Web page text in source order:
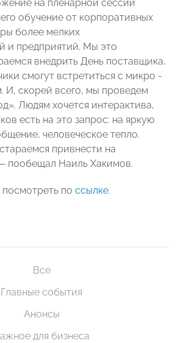
на пленарной сессии
обучение от корпоративных
более мелких
и предприятий. Мы это
внедрить День поставщика,
смогут встретиться с микро -
И, скорей всего, мы проведем
Людям хочется интерактива,
есть на это запрос: на яркую
человеческое тепло.
привнести на
пообещал Наиль Хакимов.
по ссылке.
Все
Главные события
Анонсы
для бизнеса